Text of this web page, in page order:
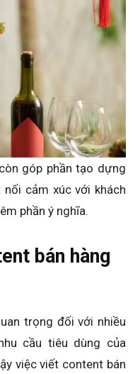
góp phần tạo dựng
cảm xúc với khách
phần ý nghĩa.
bán hàng
trọng đối với nhiều
cầu tiêu dùng của
việc viết content bán